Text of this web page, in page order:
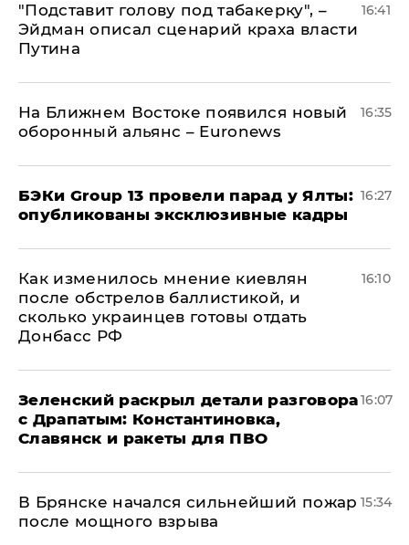
​"Подставит голову под табакерку", –
Эйдман описал сценарий краха власти
Путина
16:41
На Ближнем Востоке появился новый
оборонный альянс – Euronews
16:35
​БЭКи Group 13 провели парад у Ялты:
опубликованы эксклюзивные кадры
16:27
Как изменилось мнение киевлян
после обстрелов баллистикой, и
сколько украинцев готовы отдать
Донбасс РФ
16:10
​Зеленский раскрыл детали разговора
с Драпатым: Константиновка,
Славянск и ракеты для ПВО
16:07
В Брянске начался сильнейший пожар
после мощного взрыва
15:34